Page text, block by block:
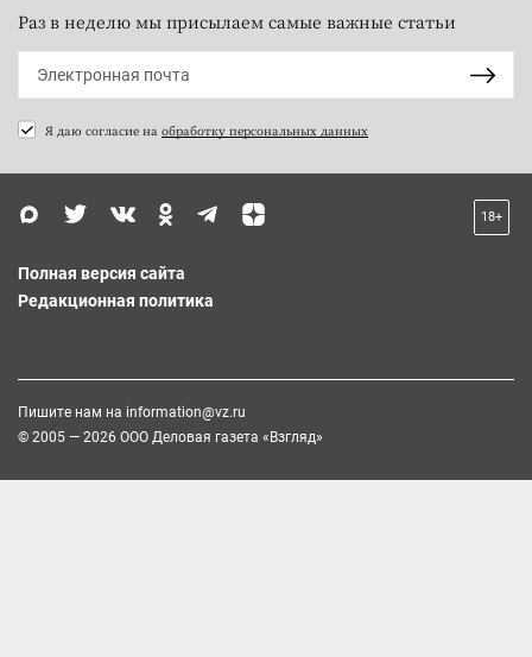
Раз в неделю мы присылаем самые важные статьи
Я даю согласие на обработку персональных данных
18+
Полная версия сайта
Редакционная политика
Пишите нам на information@vz.ru
© 2005 — 2026 ООО Деловая газета «Взгляд»